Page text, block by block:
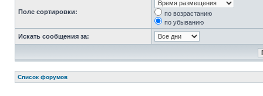
Поле сортировки:
по возрастанию
по убыванию
Искать сообщения за:
Список форумов